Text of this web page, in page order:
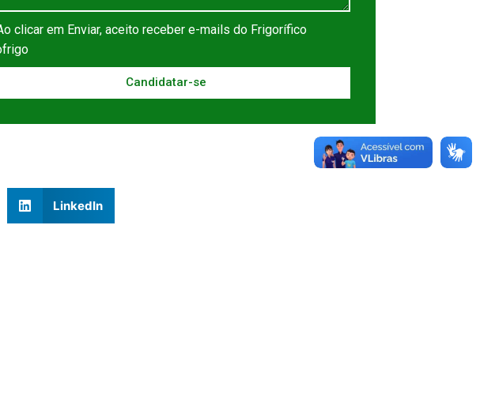
clicar em Enviar, aceito receber e-mails do Frigorífico
Candidatar-se
LinkedIn